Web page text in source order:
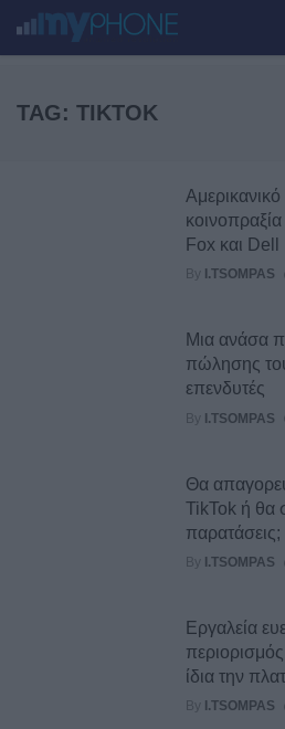
TAG: TIKTOK
Fox και Dell
By I.TSOMPAS
Μια ανάσα
πώλησης
επενδυτές
By I.TSOMPAS
Θα
TikTok ή θα
παρατάσεις;
By I.TSOMPAS
Εργαλεία
ίδια την
By I.TSOMPAS